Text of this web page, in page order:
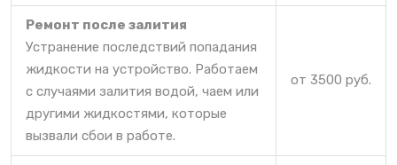
Ремонт после залития
Устранение последствий попадания
жидкости на устройство. Работаем
с случаями залития водой, чаем или
другими жидкостями, которые
вызвали сбои в работе.
от 3500 руб.